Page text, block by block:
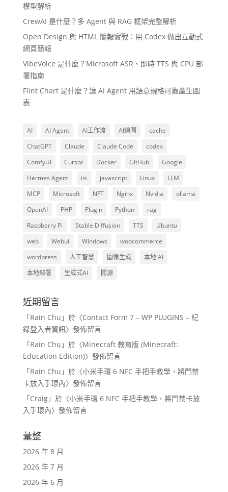
模型解析
CrewAI 是什麼？多 Agent 與 RAG 框架完整解析
Open Design 與 HTML 簡報實戰：用 Codex 做出互動式
網頁簡報
VibeVoice 是什麼？Microsoft ASR、即時 TTS 與 CPU 部
署指南
Flint Chart 是什麼？讓 AI Agent 用語意規格可靠產生圖
表
AI AI Agent AI工作流 AI繪圖
cache
ChatGPT
Claude Claude Code
codex
ComfyUI
Cursor Docker GitHub
Google
Hermes Agent
iis javascript Linux
LLM
MCP
Microsoft NFT Nginx Nvidia
ollama
OpenAI
PHP Plugin Python
rag
Raspberry Pi
Stable Diffusion TTS
Ubuntu
web
Webui Windows
woocommerce
wordpress
人工智慧 圖像生成
本地 AI
本地部署
生成式AI 開源
近期留言
「Rain Chu 」於〈Contact Form 7 – WP PLUGINS – 紀
錄登入者資訊〉發佈留言
「Rain Chu 」於〈Minecraft 教育版 (Minecraft:
Education Edition)〉發佈留言
「Rain Chu 」於〈小米手環 6 NFC 手把手教學，將門禁
卡放入手環內〉發佈留言
「Craig」於〈小米手環 6 NFC 手把手教學，將門禁卡放
入手環內〉發佈留言
彙整
2026 年 8 月
2026 年 7 月
2026 年 6 月